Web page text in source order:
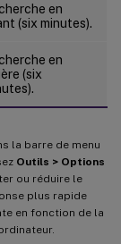
en
(six minutes).
en
(six
la barre de menu
Outils > Options
ou réduire le
plus rapide
en fonction de la